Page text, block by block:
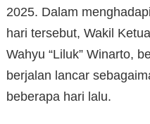
2025. Dalam
hari tersebut, Wakil
Wahyu “Liluk” Winarto,
berjalan lancar
beberapa hari lalu.